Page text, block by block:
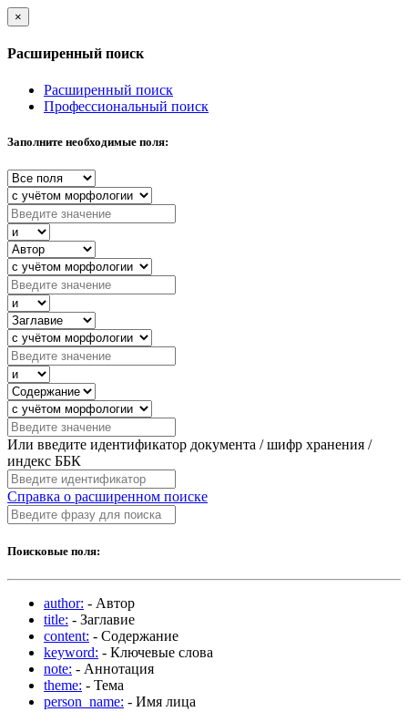
×
Расширенный поиск
Расширенный поиск
Профессиональный поиск
Заполните необходимые поля:
Или введите идентификатор документа / шифр хранения /
индекс ББК
Справка о расширенном поиске
Поисковые поля:
author: - Автор
title: - Заглавие
content: - Содержание
keyword: - Ключевые слова
note: - Аннотация
theme: - Тема
person_name: - Имя лица